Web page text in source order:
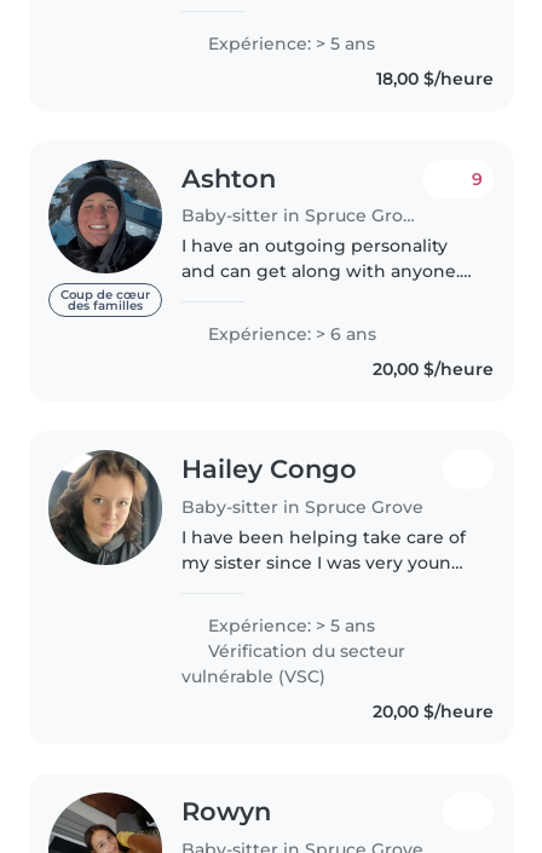
to provide homework assistance
and engage children in..
Expérience: > 5 ans
18,00 $/heure
Coup de cœur
des familles
Ashton
Baby-sitter in Spruce Grove
9
I have an outgoing personality
and can get along with anyone. I
with kids! Connections with kids
are very important to me and I
Expérience: > 6 ans
20,00 $/heure
Hailey Congo
Baby-sitter in Spruce Grove
I have been helping take care of
my sister since I was very young.
was always bossing my
babysitters around of how to
give her meds & what her
bedtime..
Expérience: > 5 ans
Vérification du secteur
vulnérable (VSC)
20,00 $/heure
Rowyn